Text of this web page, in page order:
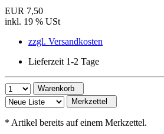
EUR 7,50
inkl. 19 % USt
zzgl. Versandkosten
Lieferzeit 1-2 Tage
Warenkorb
Merkzettel
* Artikel bereits auf einem Merkzettel.